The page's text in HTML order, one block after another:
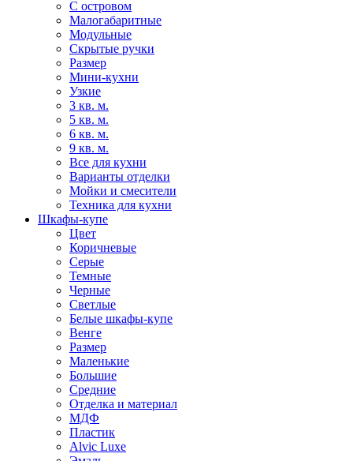
С островом
Малогабаритные
Модульные
Скрытые ручки
Размер
Мини-кухни
Узкие
3 кв. м.
5 кв. м.
6 кв. м.
9 кв. м.
Все для кухни
Варианты отделки
Мойки и смесители
Техника для кухни
Шкафы-купе
Цвет
Коричневые
Серые
Темные
Черные
Светлые
Белые шкафы-купе
Венге
Размер
Маленькие
Большие
Средние
Отделка и материал
МДФ
Пластик
Alvic Luxe